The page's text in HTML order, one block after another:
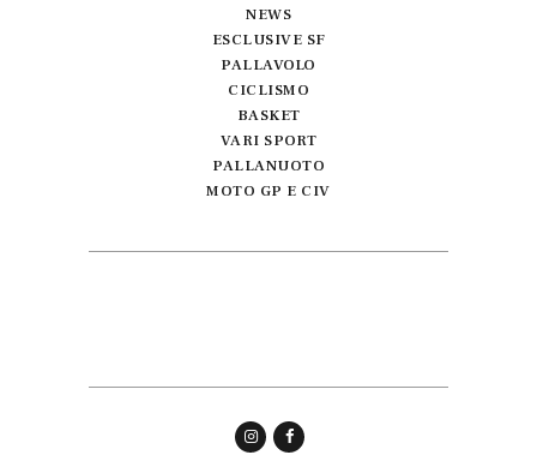
NEWS
ESCLUSIVE SF
PALLAVOLO
CICLISMO
BASKET
VARI SPORT
PALLANUOTO
MOTO GP E CIV